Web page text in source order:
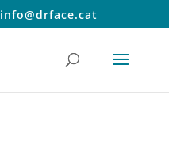
info@drface.cat